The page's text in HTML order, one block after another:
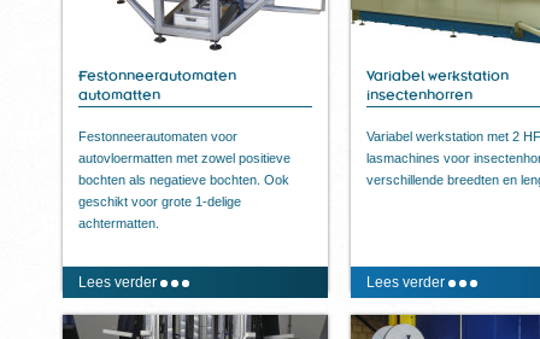
Lees verder
Festonneerautomaten
automatten
Festonneerautomaten voor
autovloermatten met zowel positieve
bochten als negatieve bochten. Ook
geschikt voor grote 1-delige
achtermatten.
Lees verder
Variabel werkstation
insectenhorren
Variabel werkstation met 2 HF
lasmachines voor
verschillende breedten en